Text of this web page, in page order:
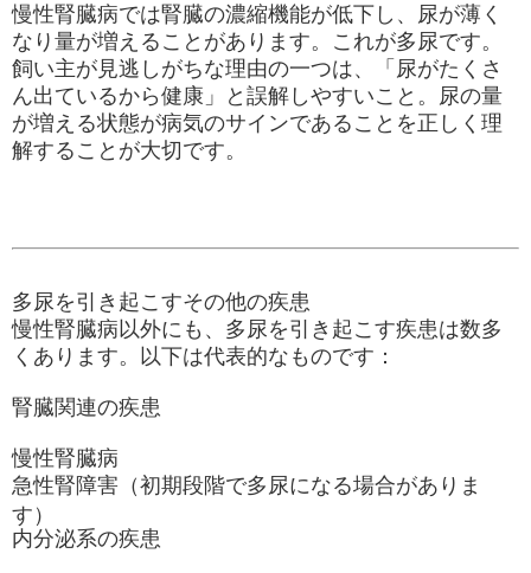
慢性腎臓病では腎臓の濃縮機能が低下し、尿が薄く
なり量が増えることがあります。これが多尿です。
飼い主が見逃しがちな理由の一つは、「尿がたくさ
ん出ているから健康」と誤解しやすいこと。尿の量
が増える状態が病気のサインであることを正しく理
解することが大切です。
多尿を引き起こすその他の疾患
慢性腎臓病以外にも、多尿を引き起こす疾患は数多
くあります。以下は代表的なものです：
腎臓関連の疾患
慢性腎臓病
急性腎障害（初期段階で多尿になる場合がありま
す）
内分泌系の疾患